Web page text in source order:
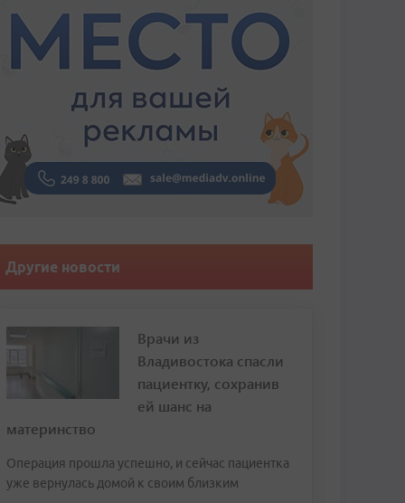
Другие новости
Врачи из
Владивостока спасли
пациентку, сохранив
ей шанс на
материнство
Операция прошла успешно, и сейчас пациентка
уже вернулась домой к своим близким